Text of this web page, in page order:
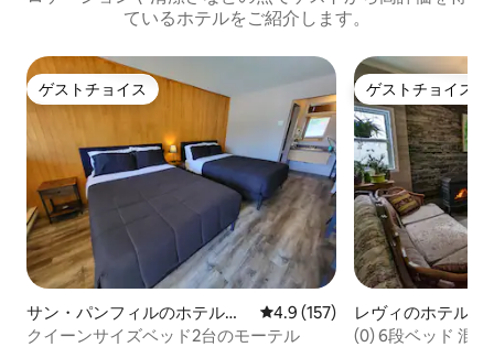
ているホテルをご紹介します。
ゲストチョイス
ゲストチョイス
サン・パンフィルのホテル客
室
レビュー157件、5つ星中4.9つ
4.9 (157)
クイーンサイズベッド2台のモーテル
ゲストチョイス
ゲストチョイス
レヴィのホテルの
(0) 6段ベッド 混合